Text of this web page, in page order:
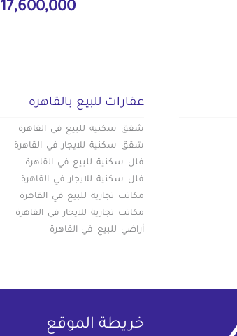
17,600,000 جنيه
عقارات للبيع بالقاهره
شقق سكنية للبيع في القاهرة
شقق سكنية للايجار في القاهرة
فلل سكنية للبيع في القاهرة
فلل سكنية للايجار في القاهرة
مكاتب تجارية للبيع في القاهرة
مكاتب تجارية للايجار في القاهرة
أراضي للبيع في القاهرة
خريطة الموقع